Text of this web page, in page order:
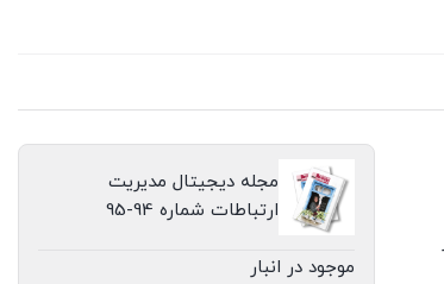
مجله دیجیتال مدیریت
ارتباطات شماره 94-95
موجود در انبار